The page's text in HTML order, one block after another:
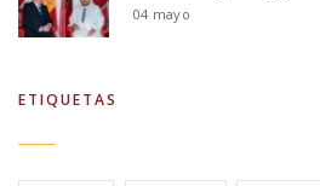
04 mayo
ETIQUETAS